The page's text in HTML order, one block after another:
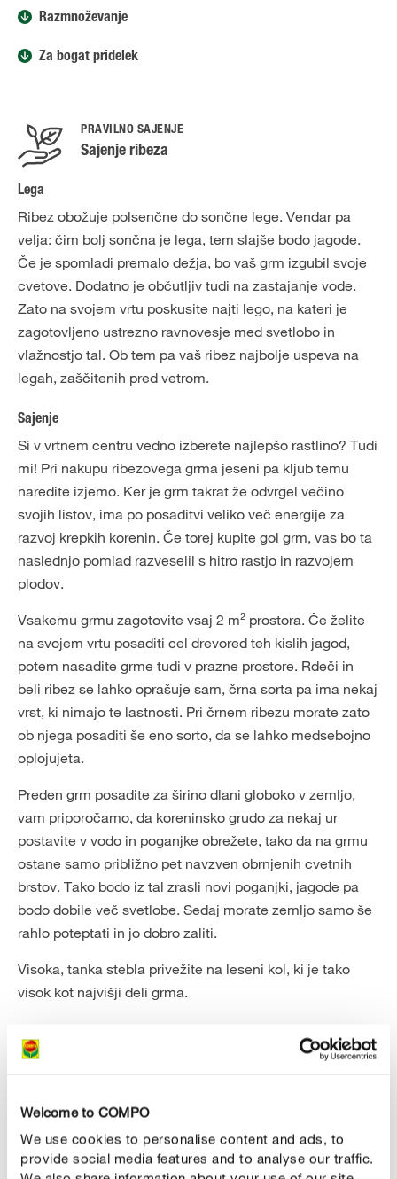
Welcome to COMPO
We use cookies to personalise content and ads, to
provide social media features and to analyse our traffic.
Razmnoževanje
Za bogat pridelek
PRAVILNO SAJENJE
Sajenje ribeza
Lega
Ribez obožuje polsenčne do sončne lege. Vendar pa
velja: čim bolj sončna je lega, tem slajše bodo jagode.
Če je spomladi premalo dežja, bo vaš grm izgubil svoje
cvetove. Dodatno je občutljiv tudi na zastajanje vode.
Zato na svojem vrtu poskusite najti lego, na kateri je
zagotovljeno ustrezno ravnovesje med svetlobo in
vlažnostjo tal. Ob tem pa vaš ribez najbolje uspeva na
legah, zaščitenih pred vetrom.
Sajenje
Si v vrtnem centru vedno izberete najlepšo rastlino? Tudi
mi! Pri nakupu ribezovega grma jeseni pa kljub temu
naredite izjemo. Ker je grm takrat že odvrgel večino
svojih listov, ima po posaditvi veliko več energije za
razvoj krepkih korenin. Če torej kupite gol grm, vas bo ta
naslednjo pomlad razveselil s hitro rastjo in razvojem
plodov.
Vsakemu grmu zagotovite vsaj 2 m² prostora. Če želite
na svojem vrtu posaditi cel drevored teh kislih jagod,
potem nasadite grme tudi v prazne prostore. Rdeči in
beli ribez se lahko oprašuje sam, črna sorta pa ima nekaj
vrst, ki nimajo te lastnosti. Pri črnem ribezu morate zato
ob njega posaditi še eno sorto, da se lahko medsebojno
oplojujeta.
Preden grm posadite za širino dlani globoko v zemljo,
vam priporočamo, da koreninsko grudo za nekaj ur
postavite v vodo in poganjke obrežete, tako da na grmu
ostane samo približno pet navzven obrnjenih cvetnih
brstov. Tako bodo iz tal zrasli novi poganjki, jagode pa
bodo dobile več svetlobe. Sedaj morate zemljo samo še
rahlo poteptati in jo dobro zaliti.
Visoka, tanka stebla privežite na leseni kol, ki je tako
visok kot najvišji deli grma.